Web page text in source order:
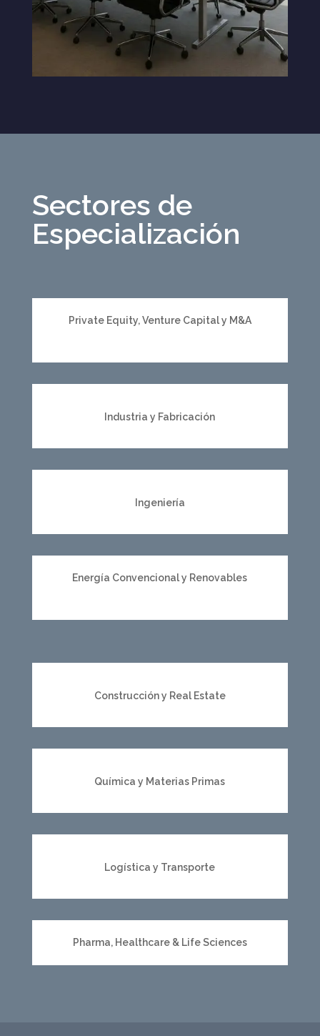
Sectores de
Especialización
Private Equity, Venture Capital y M&A
Industria y Fabricación
Ingeniería
Energía Convencional y Renovables
Construcción y Real Estate
Química y Materias Primas
Logística y Transporte
Pharma, Healthcare & Life Sciences